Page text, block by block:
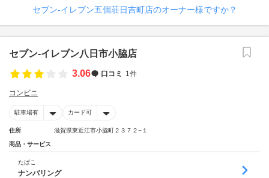
セブン‐イレブン五個荘日吉町店のオーナー様ですか？
セブン‐イレブン八日市小脇店
3.06
口コミ 1件
コンビニ
駐車場有 カード可
住所 滋賀県東近江市小脇町２３７２−１
商品・サービス
たばこ
ナンバリング